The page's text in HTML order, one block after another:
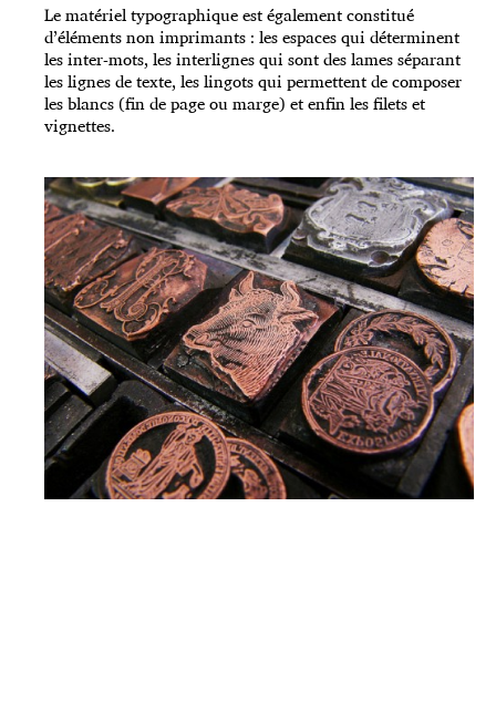
Le matériel typographique est également constitué
d’éléments non imprimants : les espaces qui déterminent
les inter-mots, les interlignes qui sont des lames séparant
les lignes de texte, les lingots qui permettent de composer
les blancs (fin de page ou marge) et enfin les filets et
vignettes.